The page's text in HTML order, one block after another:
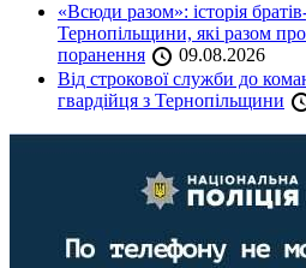
«Всюди разом»: історія
Тернопільщини, які разом
поранення
09.08.2026
Від строкової служби до
гвардійця з Тернопільщини